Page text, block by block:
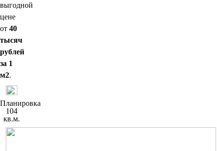
выгодной
цене
от 40
тысяч
рублей
за 1
м2.
Планировка
104
кв.м.